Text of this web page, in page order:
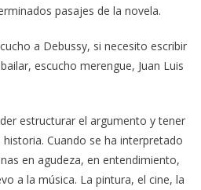
pasajes de la novela.
a Debussy, si necesito escribir
escucho merengue, Juan Luis
estructurar el argumento y tener
Cuando se ha interpretado
en agudeza, en entendimiento,
a la música. La pintura, el cine, la